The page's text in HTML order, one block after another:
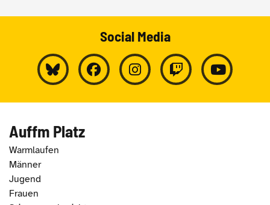
Social Media
Auffm Platz
Warmlaufen
Männer
Jugend
Frauen